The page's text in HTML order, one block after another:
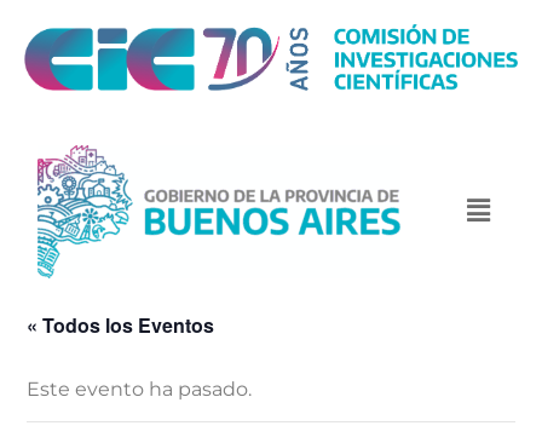
« Todos los Eventos
Este evento ha pasado.